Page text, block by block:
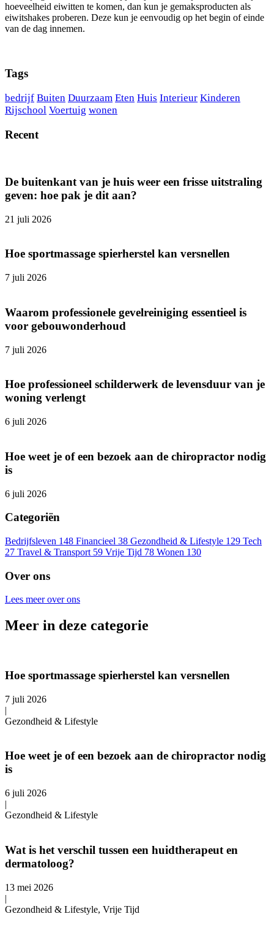
hoeveelheid eiwitten te komen, dan kun je gemaksproducten als
eiwitshakes proberen. Deze kun je eenvoudig op het begin of einde
van de dag innemen.
Tags
bedrijf Buiten Duurzaam Eten Huis Interieur Kinderen
Rijschool Voertuig wonen
Recent
De buitenkant van je huis weer een frisse uitstraling
geven: hoe pak je dit aan?
21 juli 2026
Hoe sportmassage spierherstel kan versnellen
7 juli 2026
Waarom professionele gevelreiniging essentieel is
voor gebouwonderhoud
7 juli 2026
Hoe professioneel schilderwerk de levensduur van je
woning verlengt
6 juli 2026
Hoe weet je of een bezoek aan de chiropractor nodig
is
6 juli 2026
Categoriën
Bedrijfsleven 148 Financieel 38 Gezondheid & Lifestyle 129 Tech
27 Travel & Transport 59 Vrije Tijd 78 Wonen 130
Over ons
Lees meer over ons
Meer in deze categorie
Hoe sportmassage spierherstel kan versnellen
7 juli 2026
|
Gezondheid & Lifestyle
Hoe weet je of een bezoek aan de chiropractor nodig
is
6 juli 2026
|
Gezondheid & Lifestyle
Wat is het verschil tussen een huidtherapeut en
dermatoloog?
13 mei 2026
|
Gezondheid & Lifestyle, Vrije Tijd